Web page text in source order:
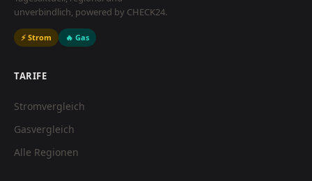
unverbindlich, powered by CHECK24.
⚡ Strom 🔥 Gas
TARIFE
Stromvergleich
Gasvergleich
Alle Regionen